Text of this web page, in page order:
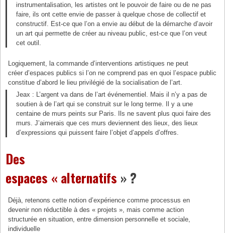
instrumentalisation, les artistes ont le pouvoir de faire ou de ne pas
faire, ils ont cette envie de passer à quelque chose de collectif et
constructif. Est-ce que l’on a envie au début de la démarche d’avoir
un art qui permette de créer au niveau public, est-ce que l’on veut
cet outil.
Logiquement, la commande d’interventions artistiques ne peut
créer d’espaces publics si l’on ne comprend pas en quoi l’espace public
constitue d’abord le lieu privilégié de la socialisation de l’art.
Jeax : L’argent va dans de l’art événementiel. Mais il n’y a pas de
soutien à de l’art qui se construit sur le long terme. Il y a une
centaine de murs peints sur Paris. Ils ne savent plus quoi faire des
murs. J’aimerais que ces murs deviennent des lieux, des lieux
d’expressions qui puissent faire l’objet d’appels d’offres.
Des
espaces « alternatifs » ?
Déjà, retenons cette notion d’expérience comme processus en
devenir non réductible à des « projets », mais comme action
structurée en situation, entre dimension personnelle et sociale,
individuelle